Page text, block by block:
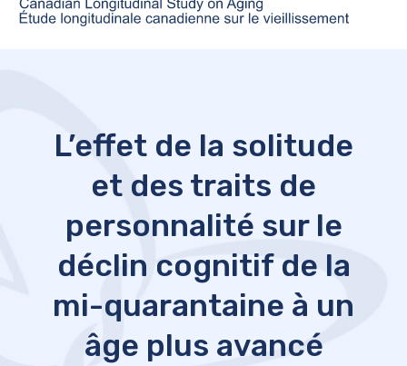
L’effet de la solitude
et des traits de
personnalité sur le
déclin cognitif de la
mi-quarantaine à un
âge plus avancé